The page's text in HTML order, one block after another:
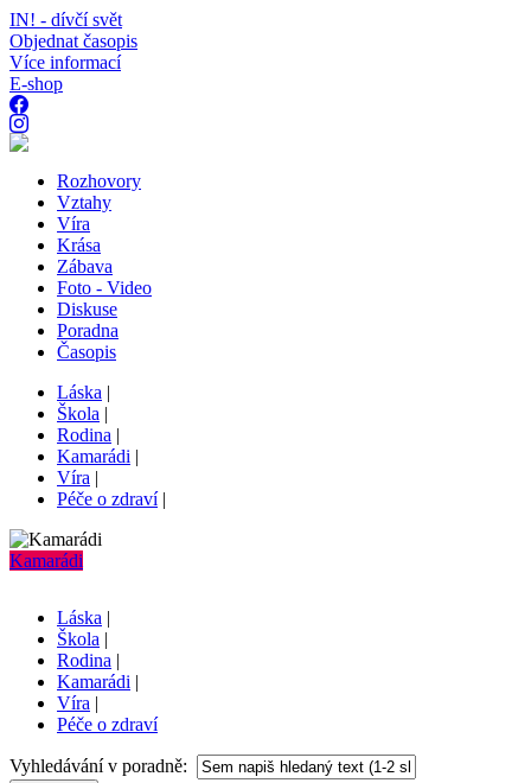
IN! - dívčí svět
Objednat časopis
Více informací
E-shop
Rozhovory
Vztahy
Víra
Krása
Zábava
Foto - Video
Diskuse
Poradna
Časopis
Láska |
Škola |
Rodina |
Kamarádi |
Víra |
Péče o zdraví|
Kamarádi
Láska |
Škola |
Rodina |
Kamarádi |
Víra |
Péče o zdraví
Vyhledávání v poradně: